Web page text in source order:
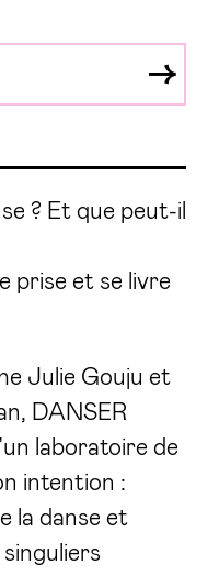
? Et que peut-il
prise et se livre
Julie Gouju et
DANSER
laboratoire de
intention :
la danse et